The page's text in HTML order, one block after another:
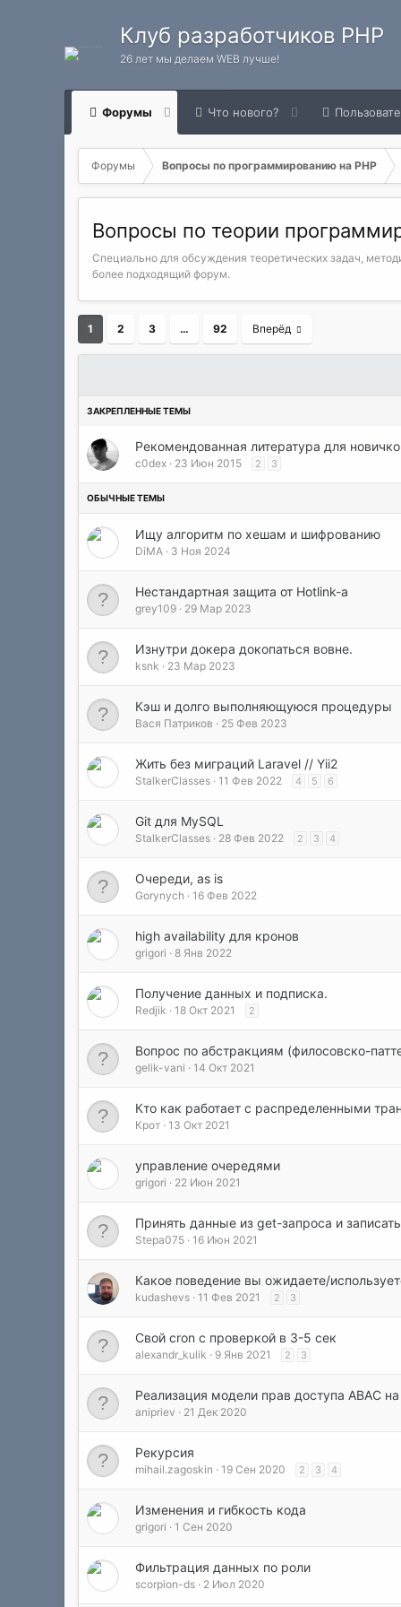
Клуб разработчиков PHP
26 лет мы делаем WEB лучше!
Форумы Что нового?
Форумы Вопросы по программированию на РНР
Вопросы по теории
Специально для обсуждения теоретических задач,
более подходящий форум.
1 2 3 … 92 Вперёд
Рекомендованная литература для
c0dex 23 Июн 2015 2 3
Ищу алгоритм по хешам и шифрованию
DiMA 3 Ноя 2024
Нестандартная защита от Hotlink-а
grey109 29 Мар 2023
Изнутри докера докопаться вовне.
ksnk 23 Мар 2023
Кэш и долго выполняющуюся процедуры
Вася Патриков 25 Фев 2023
Жить без миграций Laravel // Yii2
StalkerClasses 11 Фев 2022 4 5 6
Git для MySQL
StalkerClasses 28 Фев 2022 2 3 4
Очереди, as is
Gorynych 16 Фев 2022
high availability для кронов
grigori 8 Янв 2022
Получение данных и подписка.
Redjik 18 Окт 2021 2
Вопрос по абстракциям (филосовско-
gelik-vani 14 Окт 2021
Кто как работает с распределенными
Крот 13 Окт 2021
управление очередями
grigori 22 Июн 2021
Принять данные из get-запроса и
Stepa075 16 Июн 2021
Какое поведение вы ожидаете/
kudashevs 11 Фев 2021 2 3
Свой cron с проверкой в 3-5 сек
alexandr_kulik 9 Янв 2021 2 3
Реализация модели прав доступа ABAC
anipriev 21 Дек 2020
Рекурсия
mihail.zagoskin 19 Сен 2020 2 3 4
Изменения и гибкость кода
grigori 1 Сен 2020
Фильтрация данных по роли
scorpion-ds 2 Июл 2020